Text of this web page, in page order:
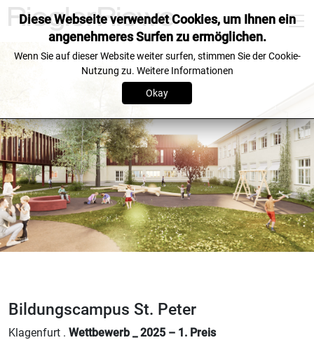
Bildungscampus St. Peter
Klagenfurt . Wettbewerb _ 2025 – 1. Preis
Diese Webseite verwendet Cookies, um Ihnen ein
angenehmeres Surfen zu ermöglichen.
Wenn Sie auf dieser Website weiter surfen, stimmen Sie der Cookie-
Nutzung zu. Weitere Informationen
Okay